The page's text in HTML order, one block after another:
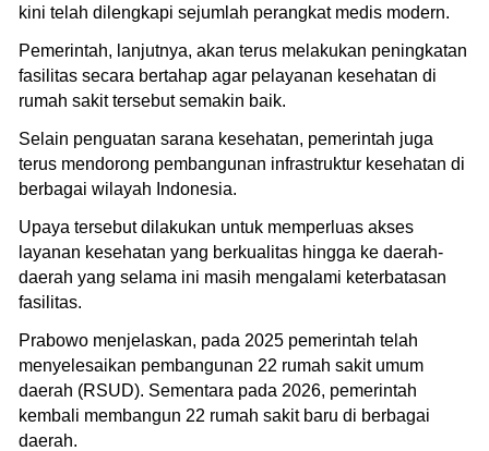
kini telah dilengkapi sejumlah perangkat medis modern.
Pemerintah, lanjutnya, akan terus melakukan peningkatan
fasilitas secara bertahap agar pelayanan kesehatan di
rumah sakit tersebut semakin baik.
Selain penguatan sarana kesehatan, pemerintah juga
terus mendorong pembangunan infrastruktur kesehatan di
berbagai wilayah Indonesia.
Upaya tersebut dilakukan untuk memperluas akses
layanan kesehatan yang berkualitas hingga ke daerah-
daerah yang selama ini masih mengalami keterbatasan
fasilitas.
Prabowo menjelaskan, pada 2025 pemerintah telah
menyelesaikan pembangunan 22 rumah sakit umum
daerah (RSUD). Sementara pada 2026, pemerintah
kembali membangun 22 rumah sakit baru di berbagai
daerah.